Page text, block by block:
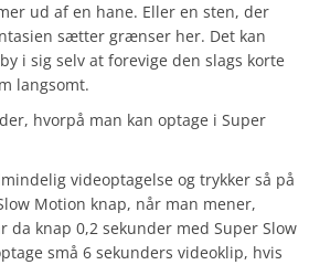
ud af en hane. Eller en sten, der
sætter grænser her. Det kan
i sig selv at forevige den slags korte
langsomt.
hvorpå man kan optage i Super
videoptagelse og trykker så på
Motion knap, når man mener,
da knap 0,2 sekunder med Super Slow
små 6 sekunders videoklip, hvis